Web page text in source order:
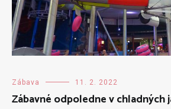
Zábava 11. 2. 2022
Zábavné odpoledne v chladných